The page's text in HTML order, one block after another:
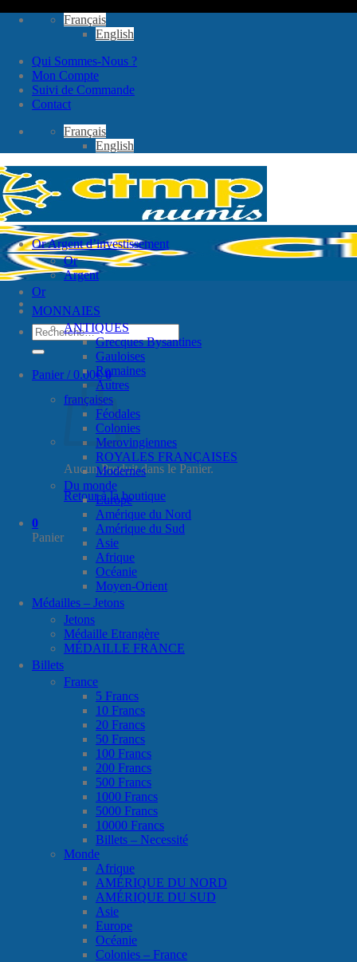
Passer
Français
English
Qui Sommes-Nous ?
Mon Compte
Suivi de Commande
Contact
Français
English
Recherche
pour :
Panier /0.00€ 0
Aucun Produit dans le Panier.
Retour à la boutique
0
Panier
Or Argent d’investissement
Or
Argent
Or
MONNAIES
ANTIQUES
Grecques Bysantines
Gauloises
Romaines
Autres
françaises
Féodales
Colonies
Merovingiennes
ROYALES FRANÇAISES
Modernes
Du monde
Europe
Amérique du Nord
Amérique du Sud
Asie
Afrique
Océanie
Moyen-Orient
Médailles – Jetons
Jetons
Médaille Etrangère
MÉDAILLE FRANCE
Billets
France
5 Francs
10 Francs
20 Francs
50 Francs
100 Francs
200 Francs
500 Francs
1000 Francs
5000 Francs
10000 Francs
Billets – Necessité
Monde
Afrique
AMÉRIQUE DU NORD
AMÉRIQUE DU SUD
Asie
Europe
Océanie
Colonies – France